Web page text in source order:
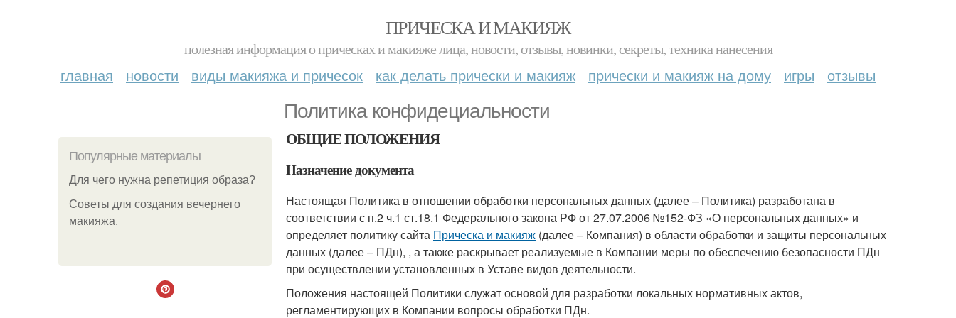
ПРИЧЕСКА И МАКИЯЖ
полезная информация о прическах и макияже лица, новости, отзывы, новинки, секреты, техника нанесения
главная новости виды макияжа и причесок как делать прически и макияж прически и макияж на дому игры отзывы
Политика конфидециальности
Популярные материалы
Для чего нужна репетиция образа?
Советы для создания вечернего
макияжа.
ОБЩИЕ ПОЛОЖЕНИЯ
Назначение документа
Настоящая Политика в отношении обработки персональных данных (далее – Политика) разработана в
соответствии с п.2 ч.1 ст.18.1 Федерального закона РФ от 27.07.2006 №152-ФЗ «О персональных данных» и
определяет политику сайта Прическа и макияж (далее – Компания) в области обработки и защиты персональных
данных (далее – ПДн), , а также раскрывает реализуемые в Компании меры по обеспечению безопасности ПДн
при осуществлении установленных в Уставе видов деятельности.
Положения настоящей Политики служат основой для разработки локальных нормативных актов,
регламентирующих в Компании вопросы обработки ПДн.